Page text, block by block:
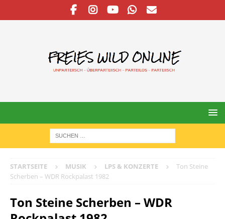
STARTSEITE MUSIK LPS & KONZERTE
Ton Steine
Scherben – WDR Rockpalast 1982
Ton Steine Scherben – WDR